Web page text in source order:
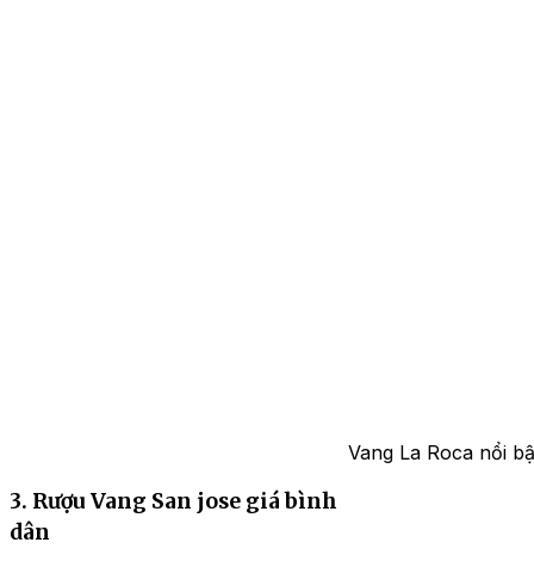
Vang La Roca nổi
3. Rượu Vang San jose giá bình
dân